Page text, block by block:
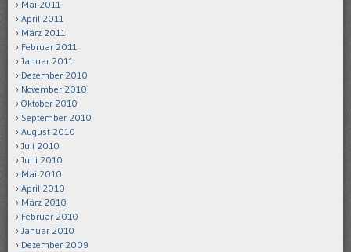
Mai 2011
April 2011
März 2011
Februar 2011
Januar 2011
Dezember 2010
November 2010
Oktober 2010
September 2010
August 2010
Juli 2010
Juni 2010
Mai 2010
April 2010
März 2010
Februar 2010
Januar 2010
Dezember 2009